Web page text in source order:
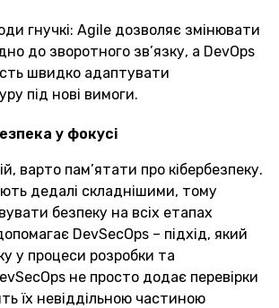
гнучкі: Agile дозволяє змінювати
до зворотного зв’язку, а DevOps
швидко адаптувати
під нові вимоги.
у фокусі
варто пам’ятати про кібербезпеку.
дедалі складнішими, тому
безпеку на всіх етапах
DevSecOps – підхід, який
у процеси розробки та
не просто додає перевірки
їх невіддільною частиною